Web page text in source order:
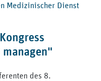
Medizinischer Dienst
des 8.